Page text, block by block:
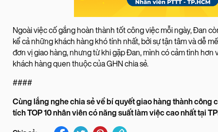
Ngoài việc cố gắng hoàn thành tốt công việc mỗi ngày, Đan
kể cả những khách hàng khó tính nhất, bởi sự tận tâm và dễ
đơn vị giao hàng, nhưng từ khi gặp Đan, mình có cảm tình
khách hàng quen thuộc của GHN chia sẻ.
####
Cùng lắng nghe chia sẻ về bí quyết giao hàng thành công
tích TOP 10 nhân viên có năng suất làm việc cao nhất tại